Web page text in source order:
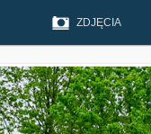
ZDJĘCIA